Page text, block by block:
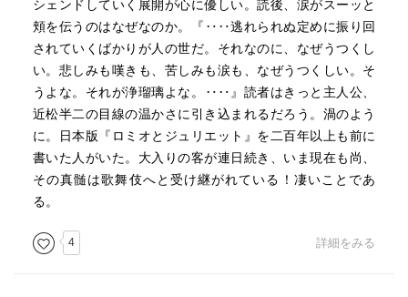
シェンドしていく展開が心に優しい。読後、涙がスーッと
頬を伝うのはなぜなのか。『‥‥逃れられぬ定めに振り回
されていくばかりが人の世だ。それなのに、なぜうつくし
い。悲しみも嘆きも、苦しみも涙も、なぜうつくしい。そ
うよな。それが浄瑠璃よな。‥‥』読者はきっと主人公、
近松半二の目線の温かさに引き込まれるだろう。渦のよう
に。日本版『ロミオとジュリエット』を二百年以上も前に
書いた人がいた。大入りの客が連日続き、いま現在も尚、
その真髄は歌舞伎へと受け継がれている！凄いことであ
る。
4 詳細をみる